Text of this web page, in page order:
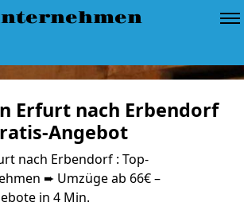
Erfurt nach Erbendorf
Angebot
nach Erbendorf : Top-
➨ Umzüge ab 66€ –
in 4 Min.